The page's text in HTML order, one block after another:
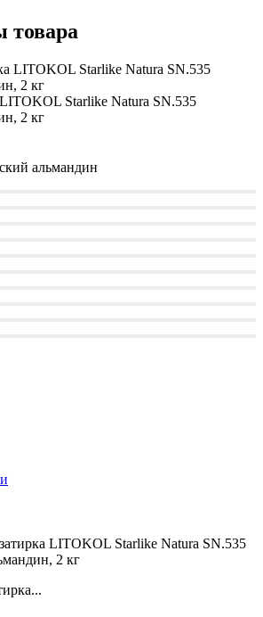
товара
Starlike Natura SN.535
2 кг
альмандин